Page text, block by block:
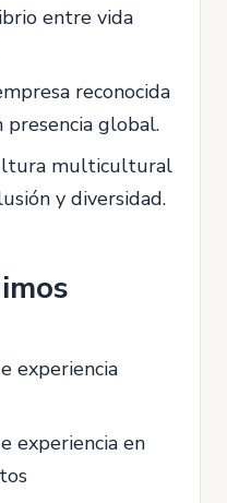
entre vida
reconocida
global.
multicultural
y diversidad.
experiencia
experiencia en